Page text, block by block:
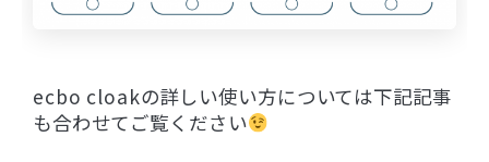
ecbo cloakの詳しい使い方については下記記事
も合わせてご覧ください